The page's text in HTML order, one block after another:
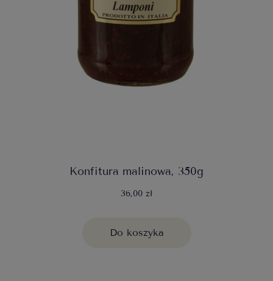
Konfitura malinowa, 350g
36,00 zł
Do koszyka